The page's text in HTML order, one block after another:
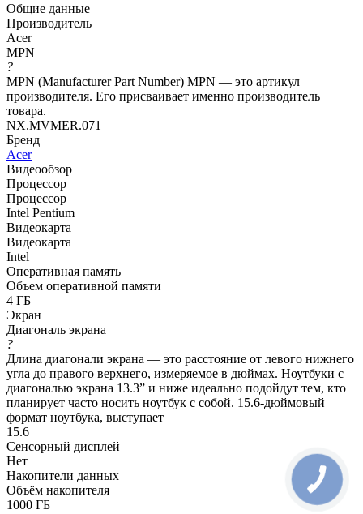
Общие данные
Производитель
Acer
MPN
?
MPN (Manufacturer Part Number) MPN — это артикул
производителя. Его присваивает именно производитель
товара.
NX.MVMER.071
Бренд
Acer
Видеообзор
Процессор
Процессор
Intel Pentium
Видеокарта
Видеокарта
Intel
Оперативная память
Объем оперативной памяти
4 ГБ
Экран
Диагональ экрана
?
Длина диагонали экрана — это расстояние от левого нижнего
угла до правого верхнего, измеряемое в дюймах. Ноутбуки с
диагональю экрана 13.3” и ниже идеально подойдут тем, кто
планирует часто носить ноутбук с собой. 15.6-дюймовый
формат ноутбука, выступает
15.6
Сенсорный дисплей
Нет
Накопители данных
Объём накопителя
1000 ГБ